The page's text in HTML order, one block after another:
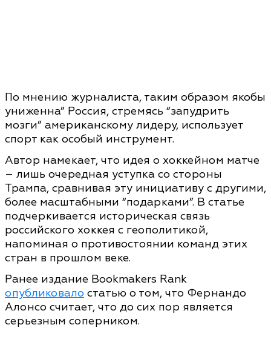
По мнению журналиста, таким образом якобы
униженна” Россия, стремясь “запудрить
мозги” американскому лидеру, использует
спорт как особый инструмент.
Автор намекает, что идея о хоккейном матче
– лишь очередная уступка со стороны
Трампа, сравнивая эту инициативу с другими,
более масштабными “подарками”. В статье
подчеркивается историческая связь
российского хоккея с геополитикой,
напоминая о противостоянии команд этих
стран в прошлом веке.
Ранее издание Bookmakers Rank
опубликовало статью о том, что Фернандо
Алонсо считает, что до сих пор является
серьезным соперником.